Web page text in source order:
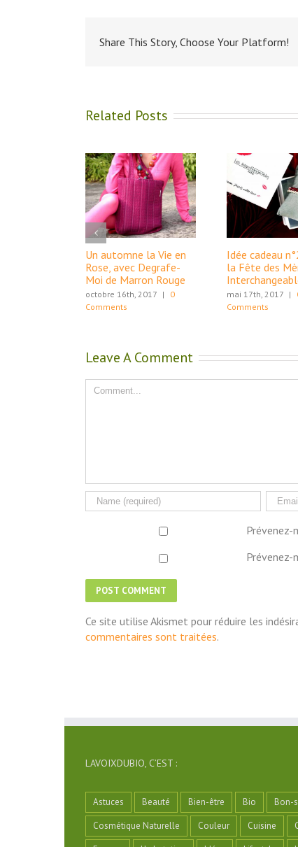
Share This Story, Choose Your Platform!
Related Posts
Un automne la Vie en
Rose, avec Degrafe-
Moi de Marron Rouge
octobre 16th, 2017 |
0
Comments
Idée cadeau
la Fête des
mai 17th, 2017 |
Comments
Leave A Comment
Comment
Ce site utilise Akismet pour réduire les
commentaires sont traitées.
LAVOIXDUBIO, C’EST :
Astuces Beauté Bien-être Bio Bon-
Cosmétique Naturelle
Couleur Cuisine